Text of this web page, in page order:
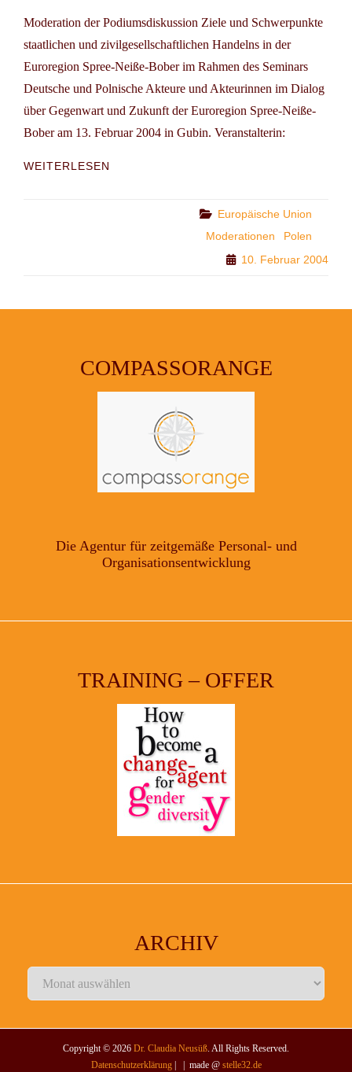
Moderation der Podiumsdiskussion Ziele und Schwerpunkte
staatlichen und zivilgesellschaftlichen Handelns in der
Euroregion Spree-Neiße-Bober im Rahmen des Seminars
Deutsche und Polnische Akteure und Akteurinnen im Dialog
über Gegenwart und Zukunft der Euroregion Spree-Neiße-
Bober am 13. Februar 2004 in Gubin. Veranstalterin:
WEITERLESEN
Categories
Europäische Union
Moderationen
Polen
10. Februar 2004
COMPASSORANGE
Die Agentur für zeitgemäße Personal- und
Organisationsentwicklung
TRAINING – OFFER
ARCHIV
Archiv
Copyright © 2026 Dr. Claudia Neusüß. All Rights Reserved.
Datenschutzerklärung| | made @ stelle32.de